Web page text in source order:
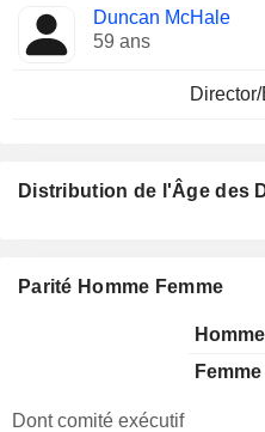
Duncan McHale
59 ans
Distribution de l'Âge des
Parité Homme Femme
Homme
Femme
Dont comité exécutif